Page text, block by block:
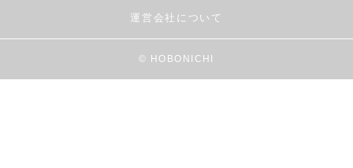
運営会社について
© HOBONICHI